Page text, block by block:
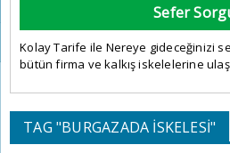
Sefer
Kolay Tarife ile Nereye gideceğinizi
bütün firma ve kalkış iskelelerine
TAG "BURGAZADA İSKELESI"